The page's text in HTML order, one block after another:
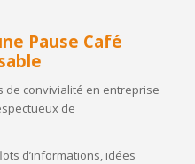
Pause Café
de convivialité en entreprise
de
d’informations, idées